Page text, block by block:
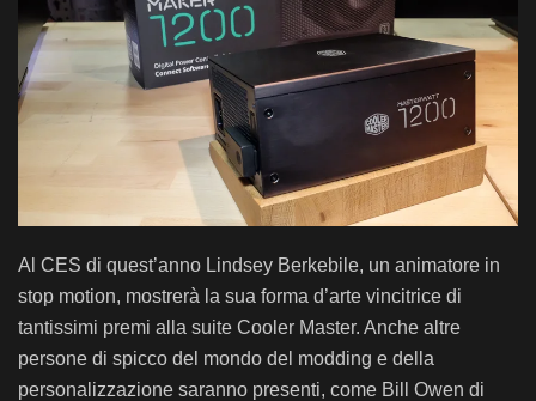
Al CES di quest’anno Lindsey Berkebile, un animatore in
stop motion, mostrerà la sua forma d’arte vincitrice di
tantissimi premi alla suite Cooler Master. Anche altre
persone di spicco del mondo del modding e della
personalizzazione saranno presenti, come Bill Owen di